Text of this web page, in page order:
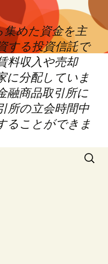
集めた資金を主
する投資信託で
料収入や売却
に分配していま
融商品取引所に
所の立会時間中
ることができま
Search
for: